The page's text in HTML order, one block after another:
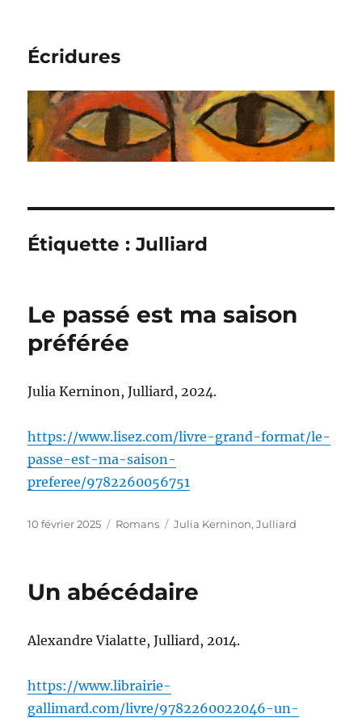
Écridures
Étiquette :Julliard
Le passé est ma saison
préférée
Julia Kerninon, Julliard, 2024.
https://www.lisez.com/livre-grand-format/le-
passe-est-ma-saison-
preferee/9782260056751
Publié
10 février 2025 Catégories
Romans Étiquettes
Julia Kerninon,Julliard
Un abécédaire
Alexandre Vialatte, Julliard, 2014.
https://www.librairie-
gallimard.com/livre/9782260022046-un-